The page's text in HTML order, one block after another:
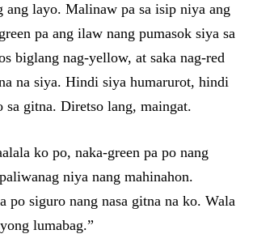
ang layo. Malinaw pa sa isip niya ang
pa ang ilaw nang pumasok siya sa
biglang nag-yellow, at saka nag-red
na siya. Hindi siya humarurot, hindi
sa gitna. Diretso lang, maingat.
ko po, naka-green pa po nang
niya nang mahinahon.
po siguro nang nasa gitna na ko. Wala
lumabag.”